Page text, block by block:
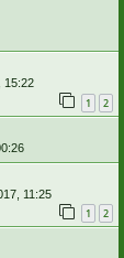
15:22
1 2
11:25
1 2